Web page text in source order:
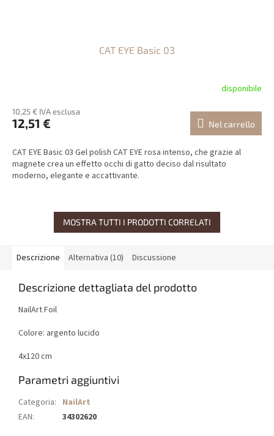
CAT EYE Basic 03
disponibile
10,25 € IVA esclusa
12,51 € Nel carrello
CAT EYE Basic 03 Gel polish CAT EYE rosa intenso, che grazie al
magnete crea un effetto occhi di gatto deciso dal risultato
moderno, elegante e accattivante.
MOSTRA TUTTI I PRODOTTI CORRELATI
Descrizione Alternativa (10) Discussione
Descrizione dettagliata del prodotto
NailArt Foil
Colore: argento lucido
4x120 cm
Parametri aggiuntivi
Categoria: NailArt
EAN: 34302620